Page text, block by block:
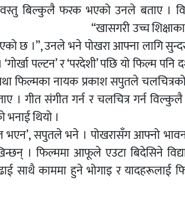
बिल्कुलै फरक भएको उनले बताए ।
उच्च शिक्षाका
छ ।”, उनले भने पोखरा आफ्ना लागि
पल्टन’ र ‘परदेशी’ पछि यो फिल्म पनि
फिल्मका नायक प्रकाश सपुतले
। गीत संगीत गर्न र चलचित्र गर्न
थियो ।
भएन’, सपुतले भने । पोखरासँग आफ्नो
। फिल्ममा आफूले एउटा बिदेसिने
साथै काममा हुने भोगाइ र यादहरूलाई